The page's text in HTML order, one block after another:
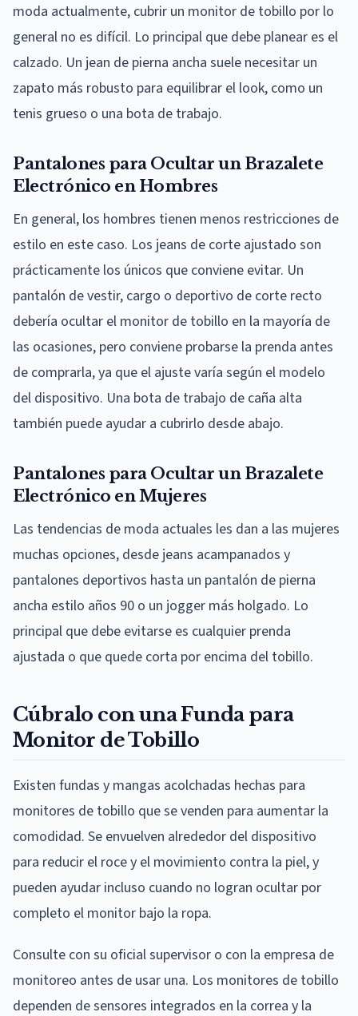
moda actualmente, cubrir un monitor de tobillo por lo
general no es difícil. Lo principal que debe planear es el
calzado. Un jean de pierna ancha suele necesitar un
zapato más robusto para equilibrar el look, como un
tenis grueso o una bota de trabajo.
Pantalones para Ocultar un Brazalete
Electrónico en Hombres
En general, los hombres tienen menos restricciones de
estilo en este caso. Los jeans de corte ajustado son
prácticamente los únicos que conviene evitar. Un
pantalón de vestir, cargo o deportivo de corte recto
debería ocultar el monitor de tobillo en la mayoría de
las ocasiones, pero conviene probarse la prenda antes
de comprarla, ya que el ajuste varía según el modelo
del dispositivo. Una bota de trabajo de caña alta
también puede ayudar a cubrirlo desde abajo.
Pantalones para Ocultar un Brazalete
Electrónico en Mujeres
Las tendencias de moda actuales les dan a las mujeres
muchas opciones, desde jeans acampanados y
pantalones deportivos hasta un pantalón de pierna
ancha estilo años 90 o un jogger más holgado. Lo
principal que debe evitarse es cualquier prenda
ajustada o que quede corta por encima del tobillo.
Cúbralo con una Funda para
Monitor de Tobillo
Existen fundas y mangas acolchadas hechas para
monitores de tobillo que se venden para aumentar la
comodidad. Se envuelven alrededor del dispositivo
para reducir el roce y el movimiento contra la piel, y
pueden ayudar incluso cuando no logran ocultar por
completo el monitor bajo la ropa.
Consulte con su oficial supervisor o con la empresa de
monitoreo antes de usar una. Los monitores de tobillo
dependen de sensores integrados en la correa y la